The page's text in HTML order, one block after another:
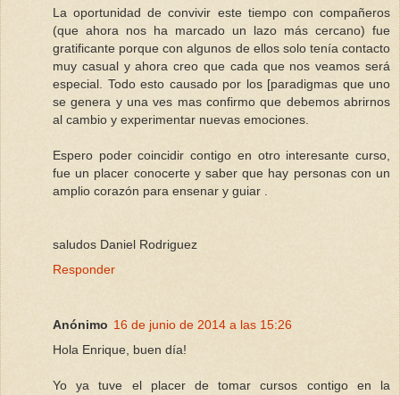
La oportunidad de convivir este tiempo con compañeros
(que ahora nos ha marcado un lazo más cercano) fue
gratificante porque con algunos de ellos solo tenía contacto
muy casual y ahora creo que cada que nos veamos será
especial. Todo esto causado por los [paradigmas que uno
se genera y una ves mas confirmo que debemos abrirnos
al cambio y experimentar nuevas emociones.
Espero poder coincidir contigo en otro interesante curso,
fue un placer conocerte y saber que hay personas con un
amplio corazón para ensenar y guiar .
saludos Daniel Rodriguez
Responder
Anónimo 16 de junio de 2014 a las 15:26
Hola Enrique, buen día!
Yo ya tuve el placer de tomar cursos contigo en la